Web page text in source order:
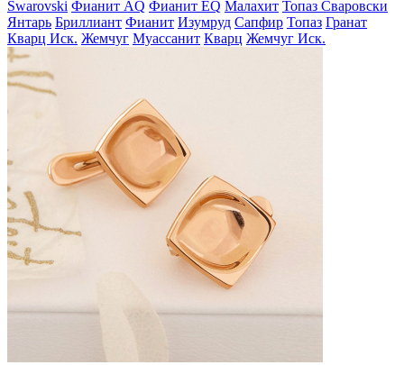
Swarovski Фианит AQ Фианит EQ Малахит Топаз Сваровски
Янтарь Бриллиант Фианит Изумруд Сапфир Топаз Гранат
Кварц Иск. Жемчуг Муассанит Кварц Жемчуг Иск.